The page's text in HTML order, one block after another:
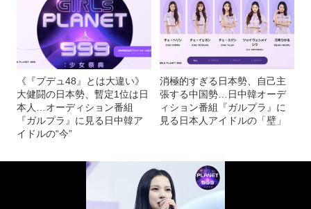
《『プデュ48』とは大違い》
大健闘の日本勢、暫定1位は日
本人…オーディション番組
『ガルプラ』に見る日中韓ア
イドルの“今”
消極的すぎる日本勢、自己主
張する中国勢…日中韓オーデ
ィション番組『ガルプラ』に
見る日本人アイドルの「壁」